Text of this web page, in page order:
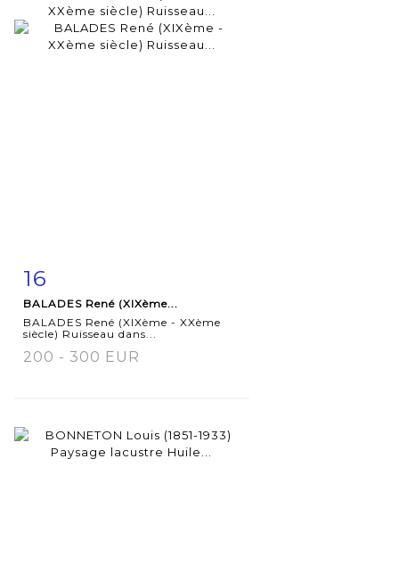
16
BALADES René (XIXème...
BALADES René (XIXème - XXème
siècle) Ruisseau dans...
200 - 300 EUR